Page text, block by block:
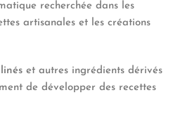
recherchée dans les
artisanales et les créations
et autres ingrédients dérivés
de développer des recettes